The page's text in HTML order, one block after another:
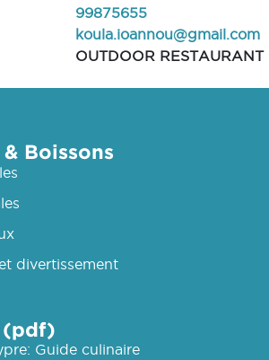
99875655
koula.ioannou@gmail.com
OUTDOOR RESTAURANT
Boissons
divertissement
(pdf)
Guide culinaire